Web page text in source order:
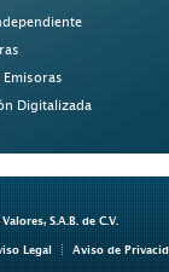
Digitalizada
S.A.B. de C.V.
Legal Aviso de